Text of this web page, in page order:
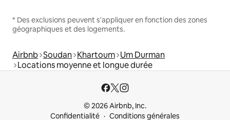
* Des exclusions peuvent s'appliquer en fonction des zones
géographiques et des logements.
Airbnb Soudan Khartoum Um Durman
Locations moyenne et longue durée
© 2026 Airbnb, Inc.
Confidentialité
Conditions générales